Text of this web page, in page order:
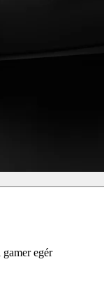
egér